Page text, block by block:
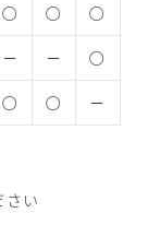
○ ○ ○
－ － ○
○ ○ －
い